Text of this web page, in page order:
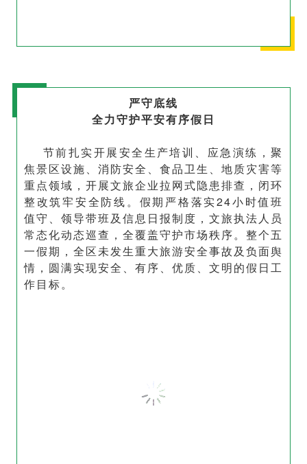
严守底线
全力守护平安有序假日
节前扎实开展安全生产培训、应急演练，聚
焦景区设施、消防安全、食品卫生、地质灾害等
重点领域，开展文旅企业拉网式隐患排查，闭环
整改筑牢安全防线。假期严格落实24小时值班
值守、领导带班及信息日报制度，文旅执法人员
常态化动态巡查，全覆盖守护市场秩序。整个五
一假期，全区未发生重大旅游安全事故及负面舆
情，圆满实现安全、有序、优质、文明的假日工
作目标。